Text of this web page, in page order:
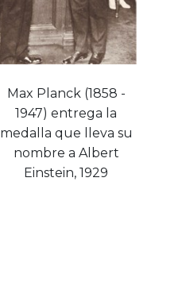
Max Planck (1858 -
1947) entrega la
medalla que lleva su
nombre a Albert
Einstein, 1929